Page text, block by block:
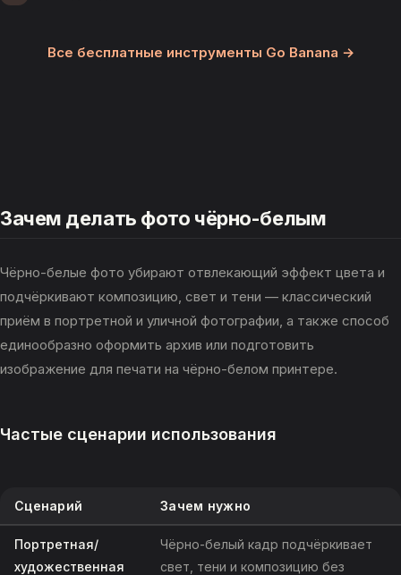
Все бесплатные инструменты Go Banana →
Зачем делать фото чёрно-белым
Чёрно-белые фото убирают отвлекающий эффект цвета и
подчёркивают композицию, свет и тени — классический
приём в портретной и уличной фотографии, а также способ
единообразно оформить архив или подготовить
изображение для печати на чёрно-белом принтере.
Частые сценарии использования
Сценарий Зачем нужно
Портретная/
художественная
Чёрно-белый кадр подчёркивает
свет, тени и композицию без